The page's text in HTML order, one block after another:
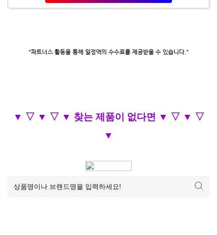
▼ ▽ ▼ ▽ ▼ 찾는 제품이 없다면 ▼ ▽ ▼ ▽
▼